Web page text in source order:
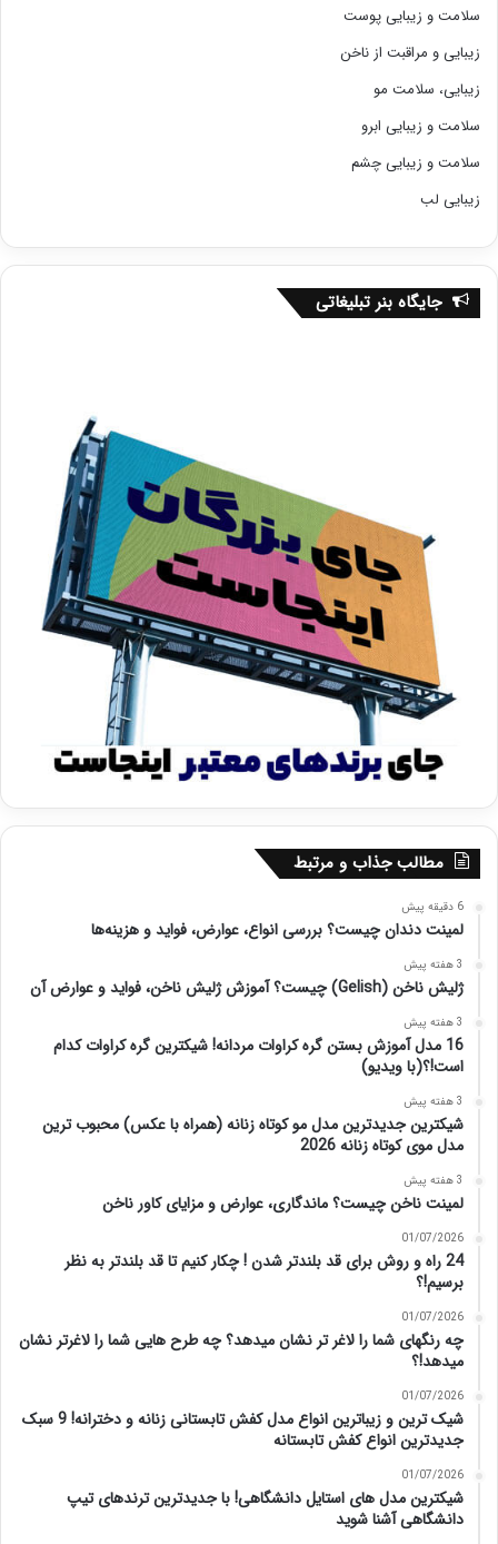
سلامت و زیبایی پوست
زیبایی و مراقبت از ناخن
زیبایی، سلامت مو
سلامت و زیبایی ابرو
سلامت و زیبایی چشم
زیبایی لب
جایگاه بنر تبلیغاتی
مطالب جذاب و مرتبط
6 دقیقه پیش
لمینت دندان چیست؟ بررسی انواع، عوارض، فواید و هزینه‌ها
3 هفته پیش
ژلیش ناخن (Gelish) چیست؟ آموزش ژلیش ناخن، فواید و عوارض آن
3 هفته پیش
16 مدل آموزش بستن گره کراوات مردانه! شیکترین گره کراوات کدام
است!؟(با ویدیو)
3 هفته پیش
شیکترین جدیدترین مدل مو کوتاه زنانه (همراه با عکس) محبوب ترین
مدل موی کوتاه زنانه 2026
3 هفته پیش
لمینت ناخن چیست؟ ماندگاری، عوارض و مزایای کاور ناخن
01/07/2026
24 راه و روش برای قد بلندتر شدن ! چکار کنیم تا قد بلندتر به نظر
برسیم!؟
01/07/2026
چه رنگهای شما را لاغر تر نشان میدهد؟ چه طرح هایی شما را لاغرتر نشان
میدهد!؟
01/07/2026
شیک ترین و زیباترین انواع مدل کفش تابستانی زنانه و دخترانه! 9 سبک
جدیدترین انواع کفش تابستانه
01/07/2026
شیکترین مدل های استایل دانشگاهی! با جدیدترین ترندهای تیپ
دانشگاهی آشنا شوید